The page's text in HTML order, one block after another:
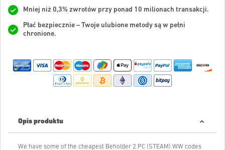
Mniej niż 0,3% zwrotów przy ponad 10 milionach transakcji.
Płać bezpiecznie – Twoje ulubione metody są w pełni
chronione.
Opis produktu
We have some of the cheapest Beholder 2 PC (STEAM) WW codes